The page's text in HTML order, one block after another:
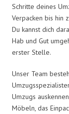
Schritte deines
Verpacken bis hin
Du kannst dich
Hab und Gut
erster Stelle.
Unser Team
Umzugs
Möbeln, das